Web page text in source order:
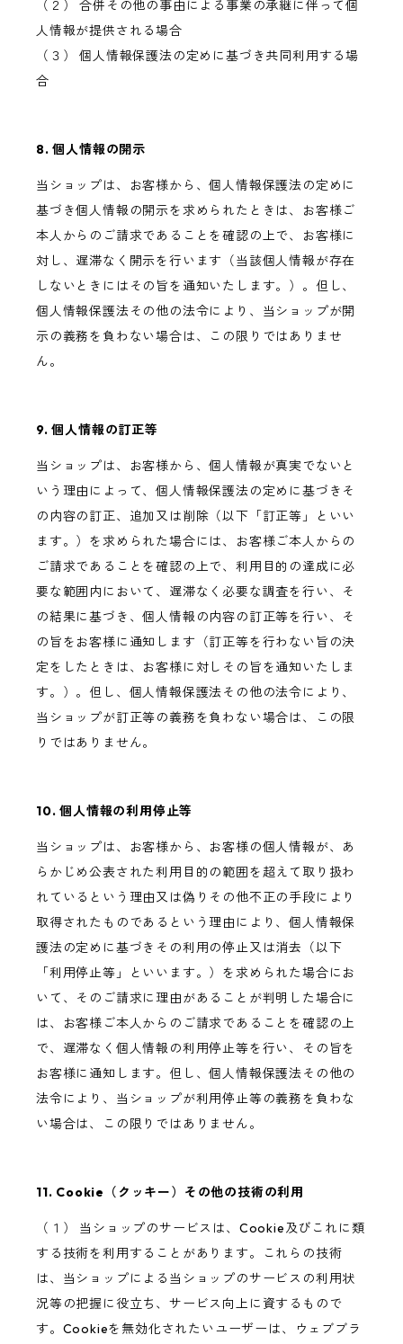
（２） 合併その他の事由による事業の承継に伴って個
人情報が提供される場合
（３） 個人情報保護法の定めに基づき共同利用する場
合
8. 個人情報の開示
当ショップは、お客様から、個人情報保護法の定めに
基づき個人情報の開示を求められたときは、お客様ご
本人からのご請求であることを確認の上で、お客様に
対し、遅滞なく開示を行います（当該個人情報が存在
しないときにはその旨を通知いたします。）。但し、
個人情報保護法その他の法令により、当ショップが開
示の義務を負わない場合は、この限りではありませ
ん。
9. 個人情報の訂正等
当ショップは、お客様から、個人情報が真実でないと
いう理由によって、個人情報保護法の定めに基づきそ
の内容の訂正、追加又は削除（以下「訂正等」といい
ます。）を求められた場合には、お客様ご本人からの
ご請求であることを確認の上で、利用目的の達成に必
要な範囲内において、遅滞なく必要な調査を行い、そ
の結果に基づき、個人情報の内容の訂正等を行い、そ
の旨をお客様に通知します（訂正等を行わない旨の決
定をしたときは、お客様に対しその旨を通知いたしま
す。）。但し、個人情報保護法その他の法令により、
当ショップが訂正等の義務を負わない場合は、この限
りではありません。
10. 個人情報の利用停止等
当ショップは、お客様から、お客様の個人情報が、あ
らかじめ公表された利用目的の範囲を超えて取り扱わ
れているという理由又は偽りその他不正の手段により
取得されたものであるという理由により、個人情報保
護法の定めに基づきその利用の停止又は消去（以下
「利用停止等」といいます。）を求められた場合にお
いて、そのご請求に理由があることが判明した場合に
は、お客様ご本人からのご請求であることを確認の上
で、遅滞なく個人情報の利用停止等を行い、その旨を
お客様に通知します。但し、個人情報保護法その他の
法令により、当ショップが利用停止等の義務を負わな
い場合は、この限りではありません。
11. Cookie（クッキー）その他の技術の利用
（１） 当ショップのサービスは、Cookie及びこれに類
する技術を利用することがあります。これらの技術
は、当ショップによる当ショップのサービスの利用状
況等の把握に役立ち、サービス向上に資するもので
す。Cookieを無効化されたいユーザーは、ウェブブラ